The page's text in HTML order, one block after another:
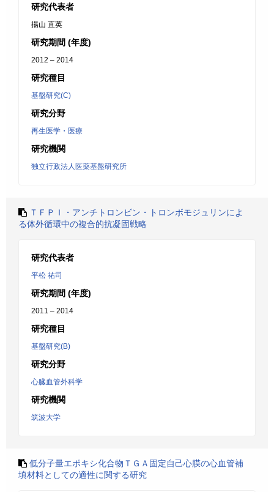
研究代表者
揚山 直英
研究期間 (年度)
2012 – 2014
研究種目
基盤研究(C)
研究分野
再生医学・医療
研究機関
独立行政法人医薬基盤研究所
ＴＦＰＩ・アンチトロンビン・トロンボモジュリンによ
る体外循環中の複合的抗凝固戦略
研究代表者
平松 祐司
研究期間 (年度)
2011 – 2014
研究種目
基盤研究(B)
研究分野
心臓血管外科学
研究機関
筑波大学
低分子量エポキシ化合物ＴＧＡ固定自己心膜の心血管補
填材料としての適性に関する研究